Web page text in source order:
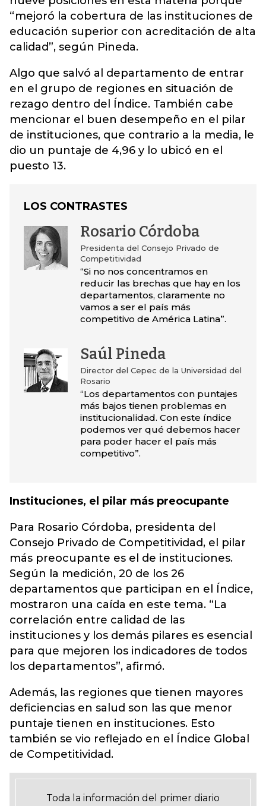
“mejoró la cobertura de las instituciones de
educación superior con acreditación de alta
calidad”, según Pineda.
Algo que salvó al departamento de entrar
en el grupo de regiones en situación de
rezago dentro del Índice. También cabe
mencionar el buen desempeño en el pilar
de instituciones, que contrario a la media, le
dio un puntaje de 4,96 y lo ubicó en el
puesto 13.
LOS CONTRASTES
Rosario Córdoba
Presidenta del Consejo Privado de
Competitividad
“Si no nos concentramos en
reducir las brechas que hay en los
departamentos, claramente no
vamos a ser el país más
competitivo de América Latina”.
Saúl Pineda
Director del Cepec de la Universidad del
Rosario
“Los departamentos con puntajes
más bajos tienen problemas en
institucionalidad. Con este índice
podemos ver qué debemos hacer
para poder hacer el país más
competitivo”.
Instituciones, el pilar más preocupante
Para Rosario Córdoba, presidenta del
Consejo Privado de Competitividad, el pilar
más preocupante es el de instituciones.
Según la medición, 20 de los 26
departamentos que participan en el Índice,
mostraron una caída en este tema. “La
correlación entre calidad de las
instituciones y los demás pilares es esencial
para que mejoren los indicadores de todos
los departamentos”, afirmó.
Además, las regiones que tienen mayores
deficiencias en salud son las que menor
puntaje tienen en instituciones. Esto
también se vio reflejado en el Índice Global
de Competitividad.
Toda la información del primer diario